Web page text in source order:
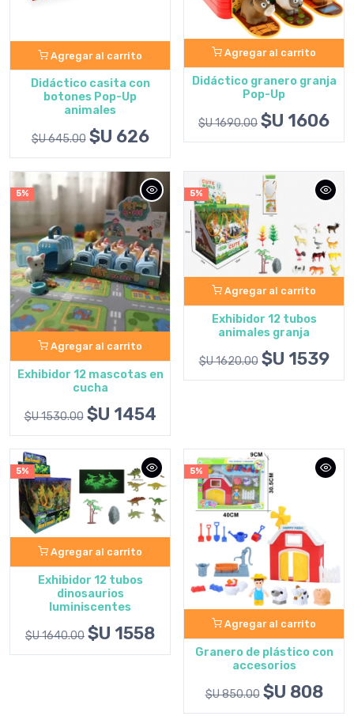
Agregar al carrito
Didáctico casita con
botones Pop-Up
animales
$U 645.00 $U 626
Agregar al carrito
Didáctico granero granja
Pop-Up
$U 1690.00 $U 1606
5%
Agregar al carrito
Exhibidor 12 mascotas en
cucha
$U 1530.00 $U 1454
5%
Agregar al carrito
Exhibidor 12 tubos
animales granja
$U 1620.00 $U 1539
5%
Agregar al carrito
Exhibidor 12 tubos
dinosaurios
luminiscentes
$U 1640.00 $U 1558
5%
Agregar al carrito
Granero de plástico con
accesorios
$U 850.00 $U 808